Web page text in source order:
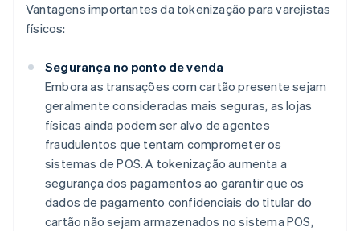
Vantagens importantes da tokenização para varejistas
físicos:
Segurança no ponto de venda
Embora as transações com cartão presente sejam
geralmente consideradas mais seguras, as lojas
físicas ainda podem ser alvo de agentes
fraudulentos que tentam comprometer os
sistemas de POS. A tokenização aumenta a
segurança dos pagamentos ao garantir que os
dados de pagamento confidenciais do titular do
cartão não sejam armazenados no sistema POS,